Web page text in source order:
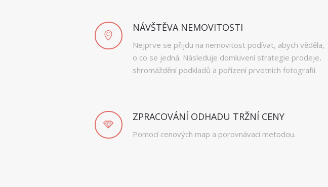
NÁVŠTĚVA NEMOVITOSTI
Nejprve se přijdu na nemovitost podívat, abych věděla,
o co se jedná. Následuje domluvení strategie prodeje,
shromáždění podkladů a pořízení prvotních fotografií.
ZPRACOVÁNÍ ODHADU TRŽNÍ CENY
Pomocí cenových map a porovnávací metodou.